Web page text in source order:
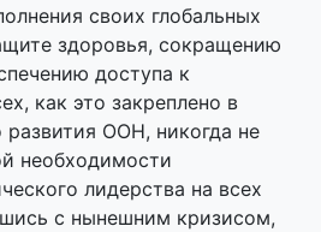
своих глобальных
здоровья, сокращению
доступа к
как это закреплено в
развития ООН, никогда не
необходимости
лидерства на всех
с нынешним кризисом,